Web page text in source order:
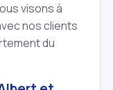
visons à
nos clients
du